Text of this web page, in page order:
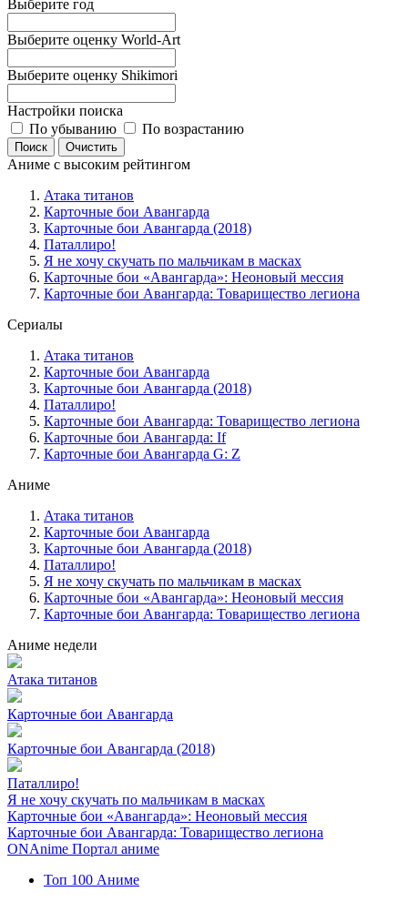
Выберите год
Выберите оценку World-Art
Выберите оценку Shikimori
Настройки поиска
По убыванию
По возрастанию
Аниме с высоким рейтингом
Атака титанов
Карточные бои Авангарда
Карточные бои Авангарда (2018)
Паталлиро!
Я не хочу скучать по мальчикам в масках
Карточные бои «Авангарда»: Неоновый мессия
Карточные бои Авангарда: Товарищество легиона
Сериалы
Атака титанов
Карточные бои Авангарда
Карточные бои Авангарда (2018)
Паталлиро!
Карточные бои Авангарда: Товарищество легиона
Карточные бои Авангарда: If
Карточные бои Авангарда G: Z
Аниме
Атака титанов
Карточные бои Авангарда
Карточные бои Авангарда (2018)
Паталлиро!
Я не хочу скучать по мальчикам в масках
Карточные бои «Авангарда»: Неоновый мессия
Карточные бои Авангарда: Товарищество легиона
Аниме недели
Атака титанов
Карточные бои Авангарда
Карточные бои Авангарда (2018)
Паталлиро!
Я не хочу скучать по мальчикам в масках
Карточные бои «Авангарда»: Неоновый мессия
Карточные бои Авангарда: Товарищество легиона
ONAnime Портал аниме
Топ 100 Аниме